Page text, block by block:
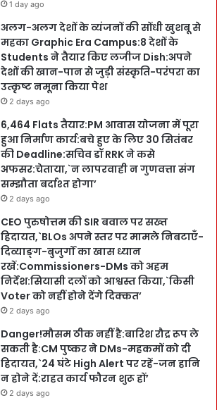
1 day ago
अलग-अलग देशों के व्यंजनों की सोंधी खुशबू से
महका Graphic Era Campus:8 देशों के
Students ने तैयार किए लजीज Dish:अपने
देशों की खान-पान से जुड़ी संस्कृति-परंपरा का
उत्कृष्ट नमूना किया पेश
2 days ago
6,464 Flats तैयार:PM आवास योजना में पूरा
हुआ निर्माण कार्य:बचे हुए के लिए 30 सितंबर
की Deadline:सचिव डॉ RRK ने कसे
अफसर:चेताया,`न लापरवाही न गुणवत्ता संग
सम्झौता बर्दाश्त होगा’
2 days ago
CEO पुरुषोत्तम की SIR बवाल पर सख्त
हिदायत,`BLOs अपने स्तर पर मामले निबटाएँ-
दिव्याङ्ग-बुजुर्गों का खास ध्यान
रखें:Commissioners-DMs को अहम
निर्देश:सियासी दलों को आश्वस्त किया,`किसी
Voter को नहीं होने देंगे दिक्कत’
2 days ago
Danger!मौसम ठीक नहीं है:बारिश रौद्र रूप ले
सकती है:CM पुष्कर ने DMs-महकमों को दी
हिदायत,`24 घंटे High Alert पर रहें-जन हानि
न होने दें:राहत कार्य फौरन शुरू हों’
2 days ago